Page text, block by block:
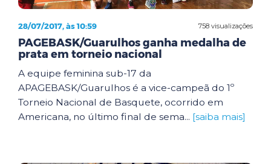
758 visualizações
28/07/2017, às 10:59
PAGEBASK/Guarulhos ganha medalha de
prata em torneio nacional
A equipe feminina sub-17 da
APAGEBASK/Guarulhos é a vice-campeã do 1º
Torneio Nacional de Basquete, ocorrido em
Americana, no último final de sema... [saiba mais]